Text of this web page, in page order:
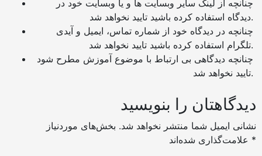
دیدگاه استفاده کرده باشید تایید نخواهد شد.
تلگرام استفاده کرده باشید تایید نخواهد شد.
چنانچه دیدگاهی بی ارتباط با موضوع آموزش مطرح شود
تایید نخواهد شد.
دیدگاهتان را بنویسید
نشانی ایمیل شما منتشر نخواهد شد. بخش‌های موردنیاز
*